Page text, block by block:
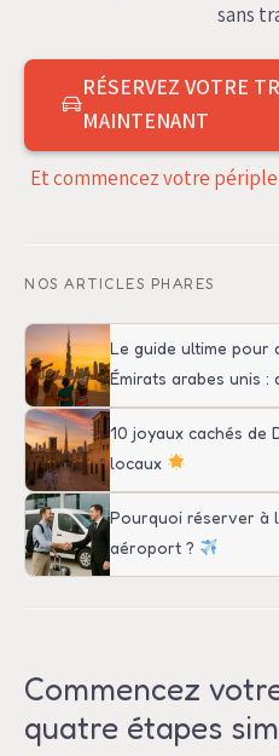
sans
RÉSERVEZ VOTRE
MAINTENANT
Et commencez votre périple
NOS ARTICLES PHARES
Le guide ultime pour
Émirats arabes unis
transport
10 joyaux cachés de
locaux
Pourquoi réserver à
aéroport ?
Commencez
quatre étapes